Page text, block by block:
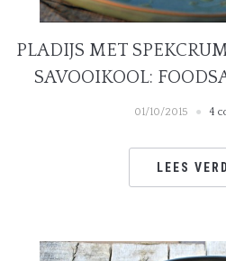
PLADIJS MET
SAVOOIKOOL:
01/10/2015 4
LEES